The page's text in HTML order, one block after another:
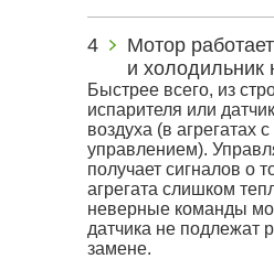
Мотор
и холодильник
Быстрее всего, из
испарителя или
воздуха (в агрегатах
управлением).
получает сигналов о
агрегата слишком
неверные команды
датчика не подлежат
замене.